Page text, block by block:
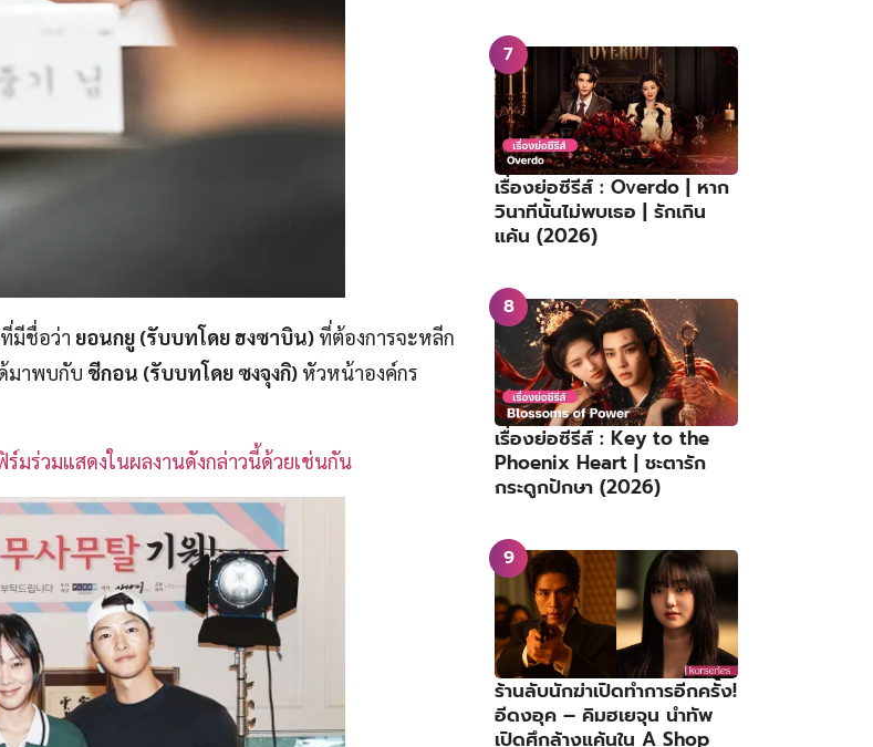
มีชื่อว่า ยอนกยู (รับบทโดย ฮงซาบิน) ที่ต้องการจะหลีก
มาพบกับ ชีกอน (รับบทโดย ซงจุงกิ) หัวหน้าองค์กร
ร์มร่วมแสดงในผลงานดังกล่าวนี้ด้วยเช่นกัน
เรื่องย่อซีรีส์ : Overdo | หาก
วินาทีนั้นไม่พบเธอ | รักเกิน
แค้น (2026)
เรื่องย่อซีรีส์ : Key to the
Phoenix Heart | ชะตารัก
กระดูกปักษา (2026)
ร้านลับนักฆ่าเปิดทำการอีกครั้ง!
อีดงอุค – คิมฮเยจุน นำทัพ
เปิดศึกล้างแค้นใน A Shop